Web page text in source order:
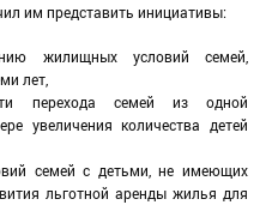
им представить инициативы:
жилищных условий семей,
лет,
перехода семей из одной
увеличения количества детей
семей с детьми, не имеющих
льготной аренды жилья для